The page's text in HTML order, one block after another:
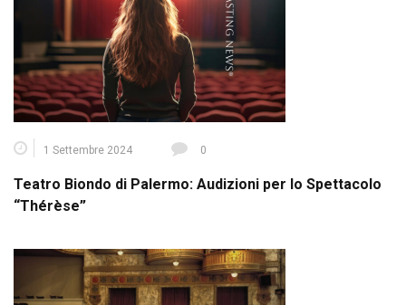
1 Settembre 2024 0
Teatro Biondo di Palermo: Audizioni per lo Spettacolo
“Thérèse”